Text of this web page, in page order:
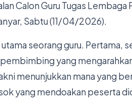
Calon Guru Tugas Lembaga
Sabtu (11/04/2026).
seorang guru. Pertama,
yang
menunjukkan mana yang
yang mendoakan peserta